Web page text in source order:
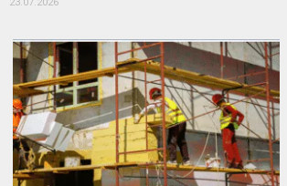
23.07.2026